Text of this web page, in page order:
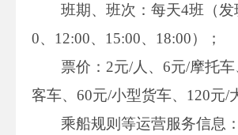
班期、班次：每天4班（发
0、12:00、15:00、18:00）；
票价：2元/人、6元/摩托
客车、60元/小型货车、120元/
乘船规则等运营服务信息